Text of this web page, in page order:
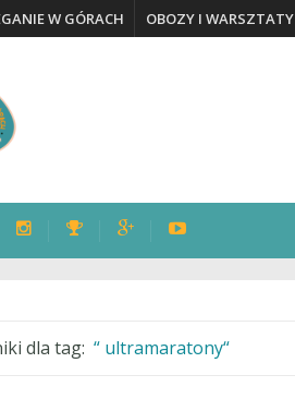
W GÓRACH OBOZY I WARSZTATY
dla tag: ultramaratony